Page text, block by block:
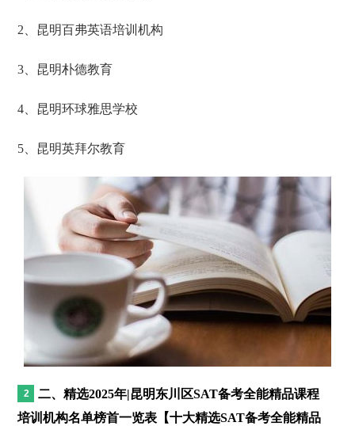
2、昆明百弗英语培训机构
3、昆明朴德教育
4、昆明环球雅思学校
5、昆明英拜尔教育
二、精选2025年|昆明东川区SAT备考全能精品课程
培训机构名单榜首一览表【十大精选SAT备考全能精品